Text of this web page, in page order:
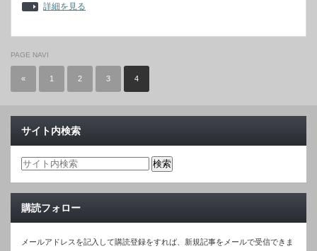
詳細を見る
PAGE NAVI
« 1 2 3 4
サイト内検索
購読フォロー
メールアドレスを記入して購読登録をすれば、新規記事をメールで受信できま